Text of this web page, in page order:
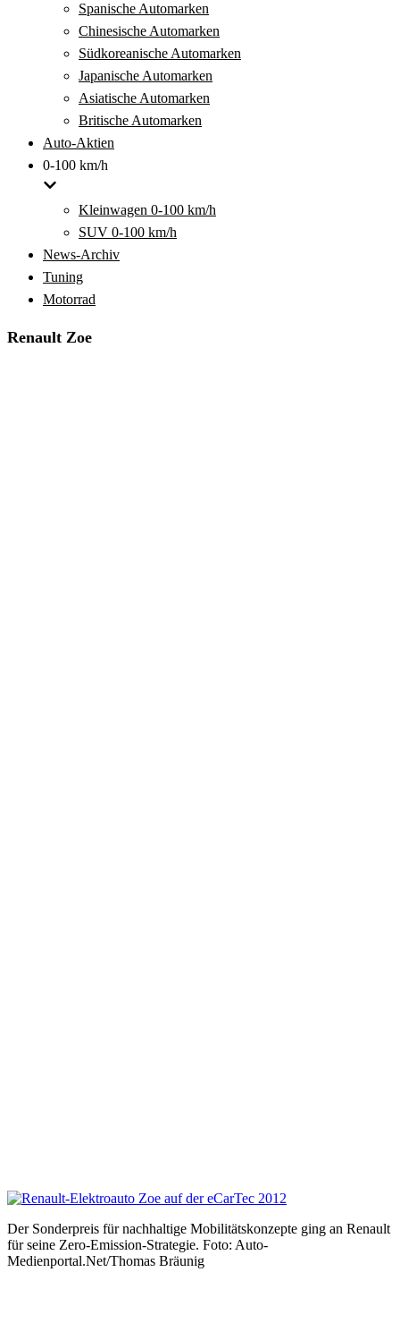
Spanische Automarken
Chinesische Automarken
Südkoreanische Automarken
Japanische Automarken
Asiatische Automarken
Britische Automarken
Auto-Aktien
0-100 km/h
Kleinwagen 0-100 km/h
SUV 0-100 km/h
News-Archiv
Tuning
Motorrad
Renault Zoe
Der Sonderpreis für nachhaltige Mobilitätskonzepte ging an Renault
für seine Zero-Emission-Strategie. Foto: Auto-
Medienportal.Net/Thomas Bräunig